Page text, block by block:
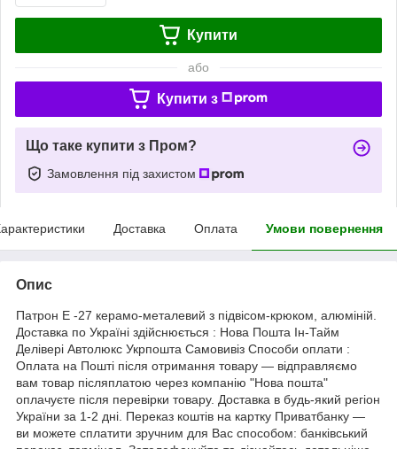
Купити
або
Купити з
Що таке купити з Пром?
Замовлення під захистом
Доставка Оплата Умови повернення
Опис
Патрон Е -27 керамо-металевий з підвісом-крюком, алюміній.
Доставка по Україні здійснюється : Нова Пошта Ін-Тайм
Делівері Автолюкс Укрпошта Самовивіз Способи оплати :
Оплата на Пошті після отримання товару — відправляємо
вам товар післяплатою через компанію "Нова пошта"
оплачуєте після перевірки товару. Доставка в будь-який регіон
України за 1-2 дні. Переказ коштів на картку Приватбанку —
ви можете сплатити зручним для Вас способом: банківський